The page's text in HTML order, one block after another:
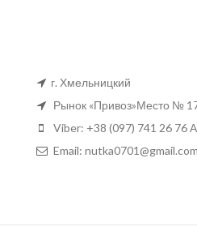
г. Хмельницкий
Рынок «Привоз»Место №
Viber: +38 (097) 741 26 76
Email: nutka0701@gmail.com